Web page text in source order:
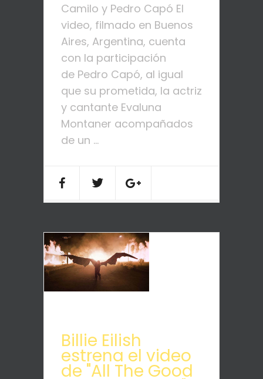
Camilo y Pedro Capó El
video, filmado en Buenos
Aires, Argentina, cuenta
con la participación
de Pedro Capó, al igual
que su prometida, la actriz
y cantante Evaluna
Montaner acompañados
de un ...
Billie Eilish
estrena el video
de "All The Good